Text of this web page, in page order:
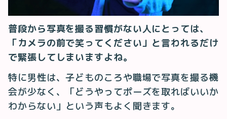
普段から写真を撮る習慣がない人にとっては、
「カメラの前で笑ってください」と言われるだけ
で緊張してしまいますよね。
特に男性は、子どものころや職場で写真を撮る機
会が少なく、「どうやってポーズを取ればいいか
わからない」という声もよく聞きます。